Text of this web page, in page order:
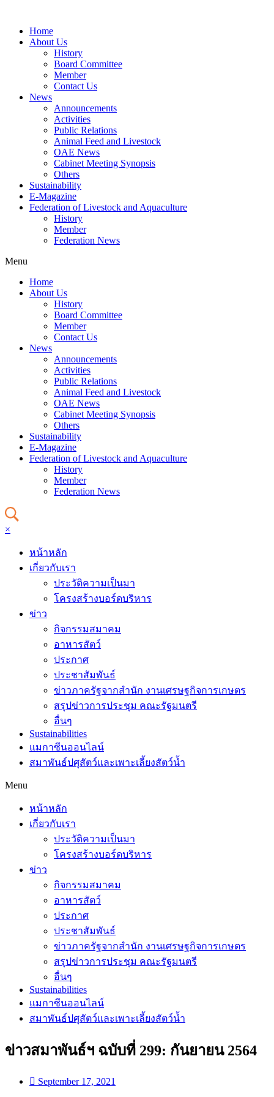
Home
About Us
History
Board Committee
Member
Contact Us
News
Announcements
Activities
Public Relations
Animal Feed and Livestock
OAE News
Cabinet Meeting Synopsis
Others
Sustainability
E-Magazine
Federation of Livestock and Aquaculture
History
Member
Federation News
Menu
Home
About Us
History
Board Committee
Member
Contact Us
News
Announcements
Activities
Public Relations
Animal Feed and Livestock
OAE News
Cabinet Meeting Synopsis
Others
Sustainability
E-Magazine
Federation of Livestock and Aquaculture
History
Member
Federation News
×
หน้าหลัก
เกี่ยวกับเรา
ประวัติความเป็นมา
โครงสร้างบอร์ดบริหาร
ข่าว
กิจกรรมสมาคม
อาหารสัตว์
ประกาศ
ประชาสัมพันธ์
ข่าวภาครัฐจากสำนัก งานเศรษฐกิจการเกษตร
สรุปข่าวการประชุม คณะรัฐมนตรี
อื่นๆ
Sustainabilities
แมกาซีนออนไลน์
สมาพันธ์ปศุสัตว์และเพาะเลี้ยงสัตว์น้ำ
Menu
หน้าหลัก
เกี่ยวกับเรา
ประวัติความเป็นมา
โครงสร้างบอร์ดบริหาร
ข่าว
กิจกรรมสมาคม
อาหารสัตว์
ประกาศ
ประชาสัมพันธ์
ข่าวภาครัฐจากสำนัก งานเศรษฐกิจการเกษตร
สรุปข่าวการประชุม คณะรัฐมนตรี
อื่นๆ
Sustainabilities
แมกาซีนออนไลน์
สมาพันธ์ปศุสัตว์และเพาะเลี้ยงสัตว์น้ำ
ข่าวสมาพันธ์ฯ ฉบับที่ 299: กันยายน 2564
September 17, 2021